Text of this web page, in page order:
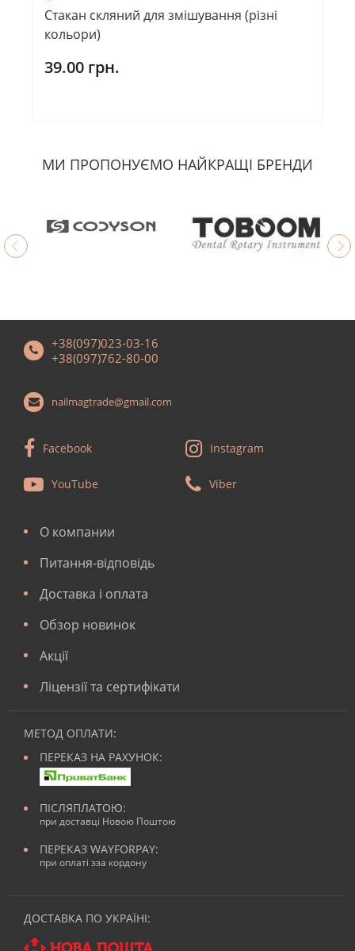
Стакан скляний для змішування (різні
кольори)
39.00 грн.
МИ ПРОПОНУЄМО НАЙКРАЩІ БРЕНДИ
+38(097)023-03-16
+38(097)762-80-00
nailmagtrade@gmail.com
Facebook Instagram
YouTube Viber
О компании
Питання-відповідь
Доставка і оплата
Обзор новинок
Акції
Ліцензії та сертифікати
МЕТОД ОПЛАТИ:
ПЕРЕКАЗ НА РАХУНОК:
ПІСЛЯПЛАТОЮ:
при доставці Новою Поштою
ПЕРЕКАЗ WAYFORPAY:
при оплаті зза кордону
ДОСТАВКА ПО УКРАЇНІ: